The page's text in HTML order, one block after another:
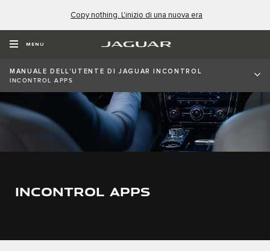
Copy nothing. L'inizio di una nuova era
MENU
MANUALE DELL'UTENTE DI JAGUAR INCONTROL
INCONTROL APPS
INCONTROL APPS